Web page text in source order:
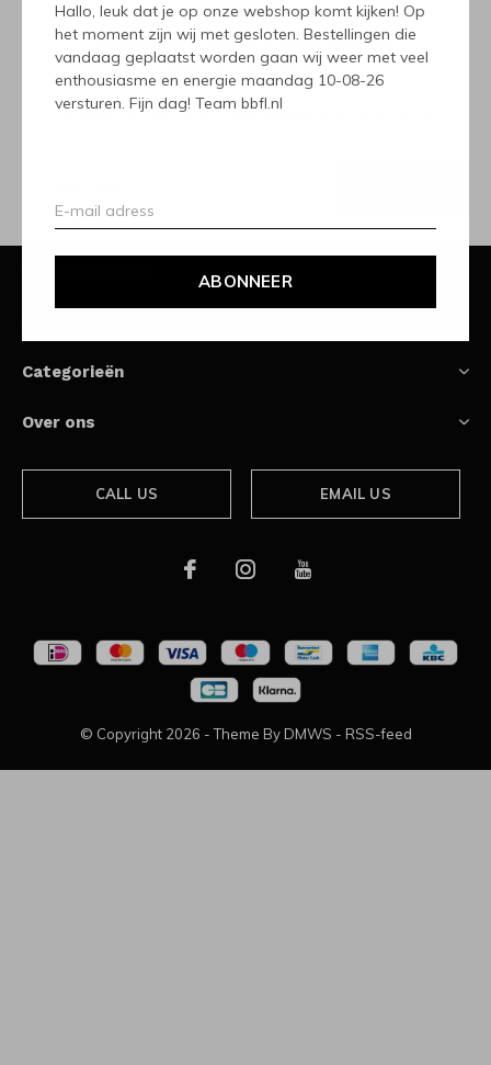
Hallo, leuk dat je op onze webshop komt kijken! Op
het moment zijn wij met gesloten. Bestellingen die
vandaag geplaatst worden gaan wij weer met veel
enthousiasme en energie maandag 10-08-26
versturen. Fijn dag! Team bbfl.nl
ABONNEER
Meld je aan voor onze
nieuwsbrief
Ontvang de nieuwste aanbiedingen en promoties
Categorieën
Over ons
CALL US EMAIL US
© Copyright 2026 - Theme By DMWS - RSS-feed